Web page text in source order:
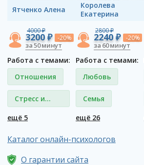
Ятченко Aлена
4000 ₽
3200 ₽ -20%
за 50 минут
Работа с темами:
Отношения
Стресс и
депрессия
ещё 5
Королева
Екатерина
2800 ₽
2240 ₽ -20%
за 60 минут
Работа с темами:
Любовь
Семья
ещё 26
Каталог онлайн-психологов
О гарантии сайта